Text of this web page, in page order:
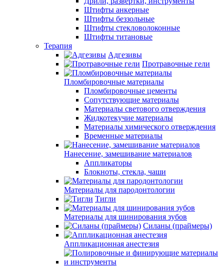
Штифты анкерные
Штифты беззольные
Штифты стекловолоконные
Штифты титановые
Терапия
Адгезивы
Протравочные гели
Пломбировочные материалы
Пломбировочные цементы
Сопутствующие материалы
Материалы светового отверждения
Жидкотекучие материалы
Материалы химического отверждения
Временные материалы
Нанесение, замешивание материалов
Аппликаторы
Блокноты, стекла, чаши
Материалы для пародонтологии
Тигли
Материалы для шинирования зубов
Силаны (праймеры)
Аппликационная анестезия